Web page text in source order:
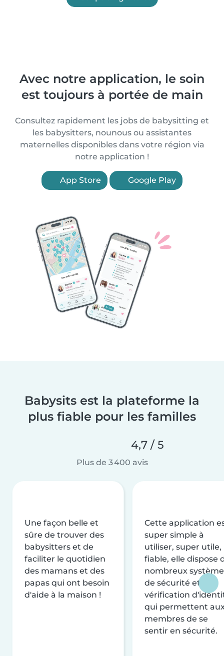
Avec notre application, le soin
est toujours à portée de main
Consultez rapidement les jobs de babysitting et
les babysitters, nounous ou assistantes
maternelles disponibles dans votre région via
notre application !
App Store Google Play
Babysits est la plateforme la
plus fiable pour les familles
4,7 / 5
Plus de 3 400 avis
Une façon belle et
sûre de trouver des
babysitters et de
faciliter le quotidien
des mamans et des
papas qui ont besoin
d'aide à la maison !
Cette application
super simple à
utiliser, super utile,
fiable, elle dispose
nombreux
de sécurité et de
vérification
qui permettent
membres de se
sentir en sécurité.